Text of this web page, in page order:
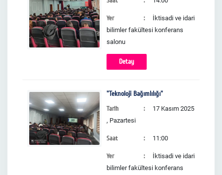
Yer
İktisadi ve idari
bilimler fakültesi konferans
salonu
Detay
"Teknoloji Bağımlılığı"
Tarih
17 Kasım 2025
, Pazartesi
Saat 11:00
Yer
İktisadi ve idari
bilimler fakültesi konferans